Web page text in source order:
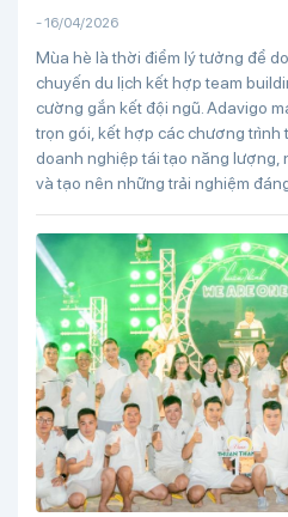
-16/04/2026
Mùa hè là thời điểm lý tưởng để
chuyến du lịch kết hợp team
cường gắn kết đội ngũ. Adavigo
trọn gói, kết hợp các chương trình
doanh nghiệp tái tạo năng lượng,
và tạo nên những trải nghiệm